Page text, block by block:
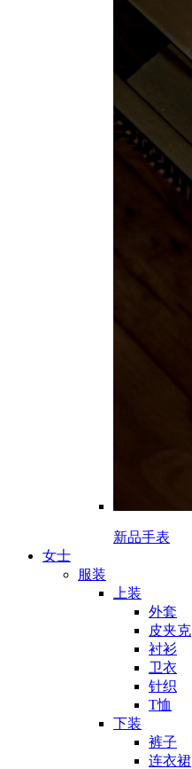
新品手表
女士
服装
上装
外套
皮夹克
衬衫
卫衣
针织
T恤
下装
裤子
连衣裙